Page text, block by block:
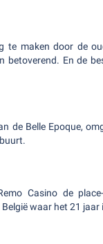
te maken door de
En de
de Belle Epoque,
Casino de
waar het 21 jaar